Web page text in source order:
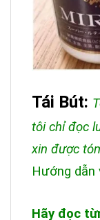
Tái Bút:
tôi chỉ đọc
xin được
Hướng dẫn
Hãy đọc